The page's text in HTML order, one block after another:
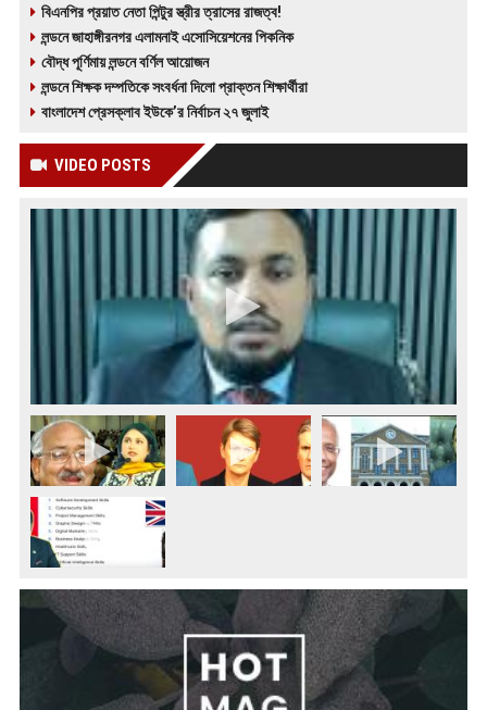
বিএনপির প্রয়াত নেতা পিন্টুর স্ত্রীর ত্রাসের রাজত্ব!
লন্ডনে জাহাঙ্গীরনগর এলামনাই এসোসিয়েশনের পিকনিক
বৌদ্ধ পূর্ণিমায় লন্ডনে বর্ণিল আয়োজন
লন্ডনে শিক্ষক দম্পতিকে সংবর্ধনা দিলো প্রাক্তন শিক্ষার্থীরা
বাংলাদেশ প্রেসক্লাব ইউকে’র নির্বাচন ২৭ জুলাই
VIDEO POSTS